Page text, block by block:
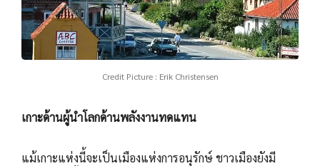
Credit Picture : Erik Christensen
เกาะด้านผู้นำโลกด้านพลังงานทดแทน
แม้เกาะแห่งนี้จะเป็นเมืองแห่งการอนุรักษ์ ชาวเมืองยังมี